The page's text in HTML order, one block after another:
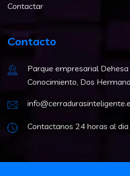
Contactar
Contacto
Parque empresarial Dehesa
Conocimiento, Dos
Contactanos 24 horas al dia